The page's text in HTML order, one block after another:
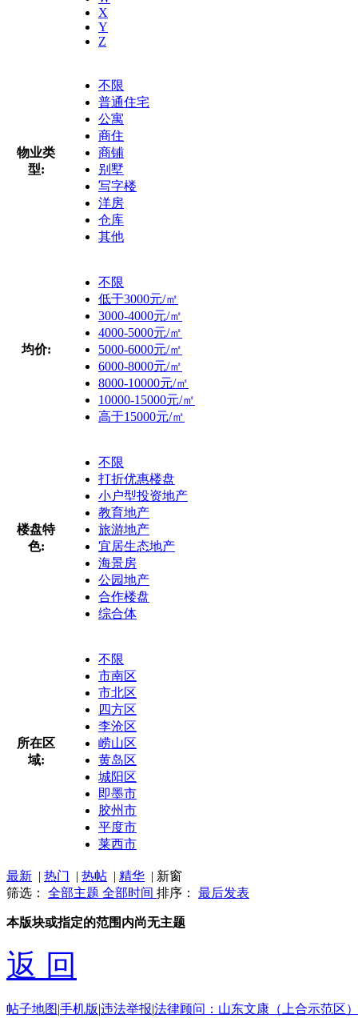
X
Y
Z
物业类
型:
不限
普通住宅
公寓
商住
商铺
别墅
写字楼
洋房
仓库
其他
均价:
不限
低于3000元/㎡
3000-4000元/㎡
4000-5000元/㎡
5000-6000元/㎡
6000-8000元/㎡
8000-10000元/㎡
10000-15000元/㎡
高于15000元/㎡
楼盘特
色:
不限
打折优惠楼盘
小户型投资地产
教育地产
旅游地产
宜居生态地产
海景房
公园地产
合作楼盘
综合体
所在区
域:
不限
市南区
市北区
四方区
李沧区
崂山区
黄岛区
城阳区
即墨市
胶州市
平度市
莱西市
最新 | 热门 | 热帖 | 精华 | 新窗
筛选： 全部主题 全部时间 排序： 最后发表
本版块或指定的范围内尚无主题
返 回
帖子地图|手机版|违法举报|法律顾问：山东文康（上合示范区